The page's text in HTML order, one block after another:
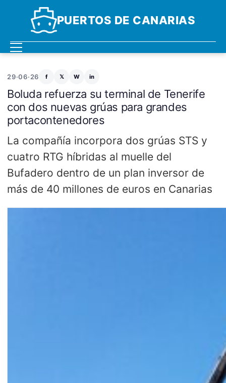
PUERTOS DE CANARIAS
29·06·26 f 𝕏 W in
Boluda refuerza su terminal de Tenerife
con dos nuevas grúas para grandes
portacontenedores
La compañía incorpora dos grúas STS y
cuatro RTG híbridas al muelle del
Bufadero dentro de un plan inversor de
más de 40 millones de euros en Canarias